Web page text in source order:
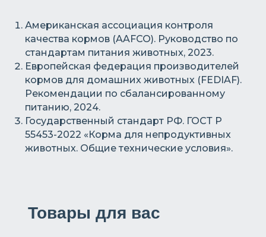
Американская ассоциация контроля
качества кормов (AAFCO). Руководство по
стандартам питания животных, 2023.
Европейская федерация производителей
кормов для домашних животных (FEDIAF).
Рекомендации по сбалансированному
питанию, 2024.
Государственный стандарт РФ. ГОСТ Р
55453-2022 «Корма для непродуктивных
животных. Общие технические условия».
Товары для вас